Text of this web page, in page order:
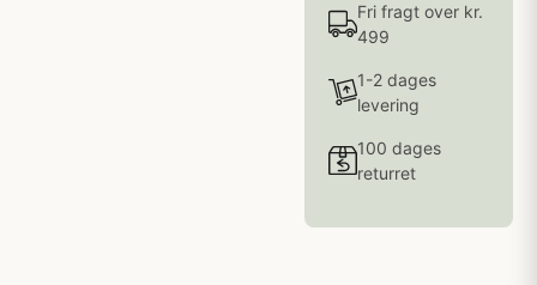
Fri fragt over kr.
499
1-2 dages
levering
100 dages
returret